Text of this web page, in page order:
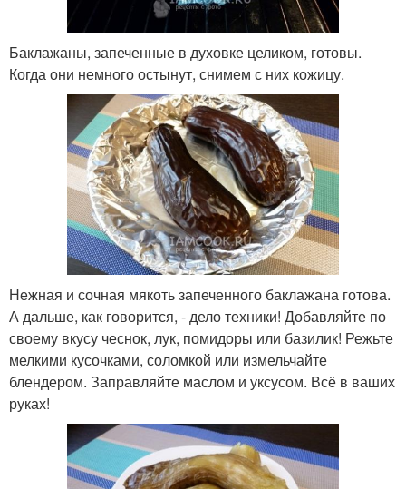
Баклажаны, запеченные в духовке целиком, готовы.
Когда они немного остынут, снимем с них кожицу.
Нежная и сочная мякоть запеченного баклажана готова.
А дальше, как говорится, - дело техники! Добавляйте по
своему вкусу чеснок, лук, помидоры или базилик! Режьте
мелкими кусочками, соломкой или измельчайте
блендером. Заправляйте маслом и уксусом. Всё в ваших
руках!